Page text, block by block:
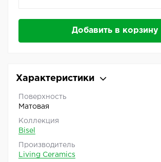
Добавить в корзину
Характеристики
Поверхность
Матовая
Коллекция
Bisel
Производитель
Living Ceramics